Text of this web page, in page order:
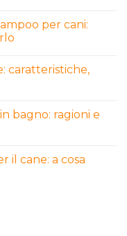
per cani:
caratteristiche,
bagno: ragioni e
il cane: a cosa